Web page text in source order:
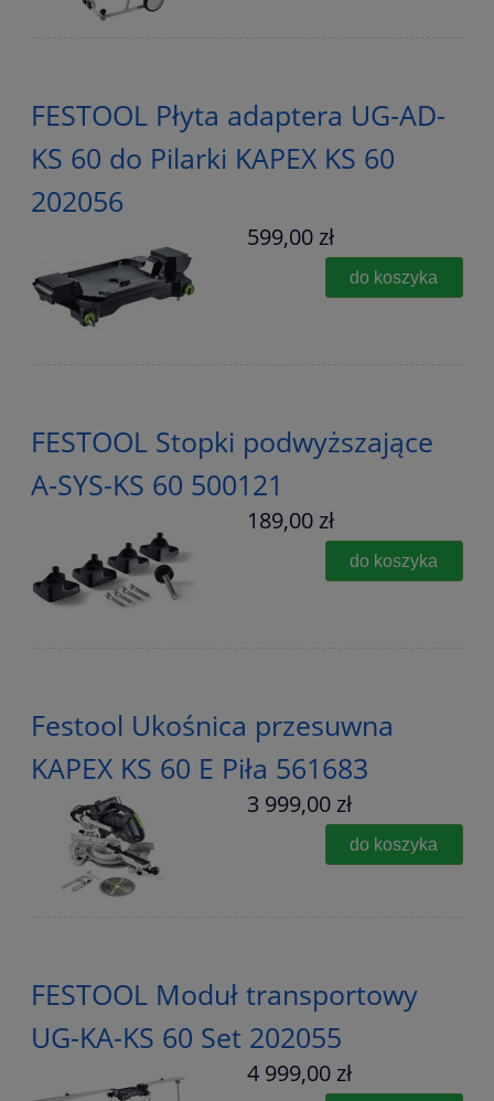
FESTOOL Płyta adaptera UG-AD-
KS 60 do Pilarki KAPEX KS 60
202056
599,00 zł
do koszyka
FESTOOL Stopki podwyższające
A-SYS-KS 60 500121
189,00 zł
do koszyka
Festool Ukośnica przesuwna
KAPEX KS 60 E Piła 561683
3 999,00 zł
do koszyka
FESTOOL Moduł transportowy
UG-KA-KS 60 Set 202055
4 999,00 zł